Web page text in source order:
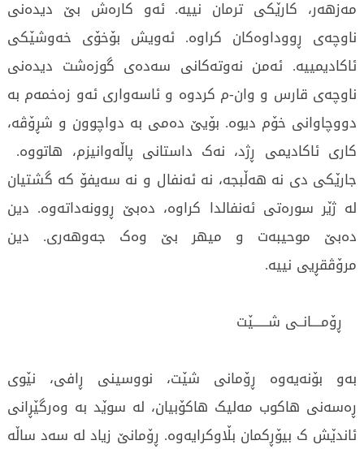
مەزهەر، کارێکی ترمان نییە. ئەو کارەش بێ دیدەنی
ناوچەی ڕووداوەکان کراوە. ئەویش بۆخۆی خەوشێکی
ئاکادیمییە. ئەمن نەوتەکانی سەدەی گوزەشت دیدەنی
ناوچەی قارس و وان-م کردوە و ئاسەواری ئەو زەخمەم بە
دووچاوانی خۆم دیوە. بۆیێ دەمی بە دواچوون و شڕۆڤە،
کاری ئاکادیمی ڕژد، نەک داستانی پاڵەوانیزم، هاتووە.
جارێکی دی نە هەڵبجە، نە ئەنفال و نە سەیفۆ کە گشتیان
لە ژێر سورەتی ئەنفالدا کراوە، دەبێ ڕوونەداتەوە. دین
دەبێ موحیبەت و میهر بێ وەک جەوهەری. دین
مرۆڤقڕیی نییە.
ڕۆمــــانــی شــــــێت
بەو بۆنەیەوە ڕۆمانی شێت، نووسینی ڕافی، نێوی
ڕەسەنی هاکوب مەلیک هاکۆبیان، لە سوێد بە وەرگێڕانی
ئاندێش ک بیۆڕکمان بڵاوکرایەوە. ڕۆمانێ زیاد لە سەد ساڵە